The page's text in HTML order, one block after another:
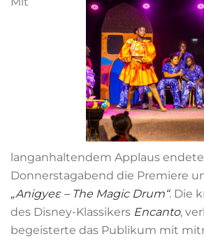
langanhaltendem Applaus
Donnerstagabend die Premiere
„Anigyeɛ – The Magic Drum“. Die
des Disney-Klassikers Encanto,
begeisterte das Publikum mit